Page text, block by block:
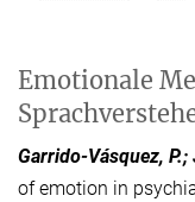
Emotionale
Garrido-Vásquez,
of emotion in